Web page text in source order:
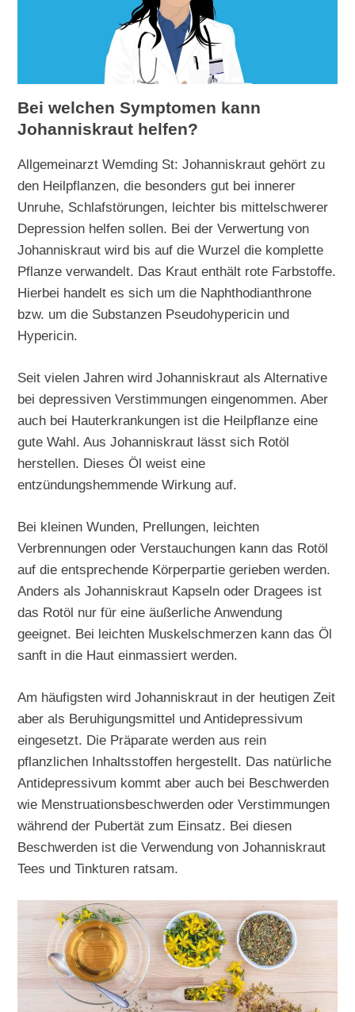
Bei welchen Symptomen kann
Johanniskraut helfen?
Allgemeinarzt Wemding St: Johanniskraut gehört zu
den Heilpflanzen, die besonders gut bei innerer
Unruhe, Schlafstörungen, leichter bis mittelschwerer
Depression helfen sollen. Bei der Verwertung von
Johanniskraut wird bis auf die Wurzel die komplette
Pflanze verwandelt. Das Kraut enthält rote Farbstoffe.
Hierbei handelt es sich um die Naphthodianthrone
bzw. um die Substanzen Pseudohypericin und
Hypericin.
Seit vielen Jahren wird Johanniskraut als Alternative
bei depressiven Verstimmungen eingenommen. Aber
auch bei Hauterkrankungen ist die Heilpflanze eine
gute Wahl. Aus Johanniskraut lässt sich Rotöl
herstellen. Dieses Öl weist eine
entzündungshemmende Wirkung auf.
Bei kleinen Wunden, Prellungen, leichten
Verbrennungen oder Verstauchungen kann das Rotöl
auf die entsprechende Körperpartie gerieben werden.
Anders als Johanniskraut Kapseln oder Dragees ist
das Rotöl nur für eine äußerliche Anwendung
geeignet. Bei leichten Muskelschmerzen kann das Öl
sanft in die Haut einmassiert werden.
Am häufigsten wird Johanniskraut in der heutigen Zeit
aber als Beruhigungsmittel und Antidepressivum
eingesetzt. Die Präparate werden aus rein
pflanzlichen Inhaltsstoffen hergestellt. Das natürliche
Antidepressivum kommt aber auch bei Beschwerden
wie Menstruationsbeschwerden oder Verstimmungen
während der Pubertät zum Einsatz. Bei diesen
Beschwerden ist die Verwendung von Johanniskraut
Tees und Tinkturen ratsam.